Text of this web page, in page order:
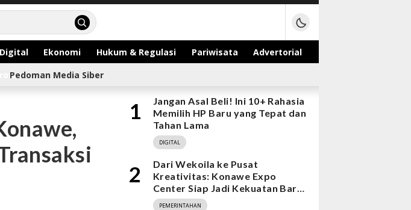
Digital Ekonomi Hukum & Regulasi Pariwisata
Advertorial
Pedoman Media Siber
1
Jangan Asal Beli! Ini 10+ Rahasia
Memilih HP Baru yang Tepat dan
Tahan Lama
DIGITAL
2
Dari Wekoila ke Pusat
Kreativitas: Konawe Expo
Center Siap Jadi Kekuatan Baru
Ekonomi
PEMERINTAHAN